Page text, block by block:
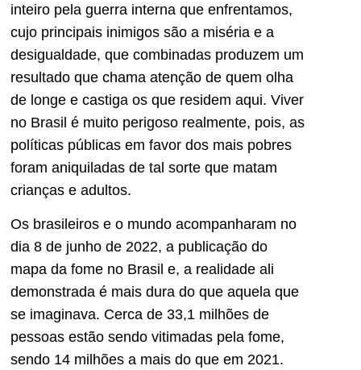
inteiro pela guerra interna que enfrentamos,
cujo principais inimigos são a miséria e a
desigualdade, que combinadas produzem um
resultado que chama atenção de quem olha
de longe e castiga os que residem aqui. Viver
no Brasil é muito perigoso realmente, pois, as
políticas públicas em favor dos mais pobres
foram aniquiladas de tal sorte que matam
crianças e adultos.
Os brasileiros e o mundo acompanharam no
dia 8 de junho de 2022, a publicação do
mapa da fome no Brasil e, a realidade ali
demonstrada é mais dura do que aquela que
se imaginava. Cerca de 33,1 milhões de
pessoas estão sendo vitimadas pela fome,
sendo 14 milhões a mais do que em 2021.